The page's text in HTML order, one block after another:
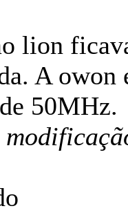
lion
A owon
50MHz.